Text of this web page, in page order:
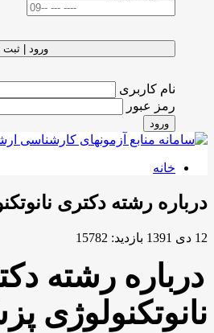
ورود | ثبت
نام کاربری
رمز عبور
ورود
خانه
درباره رشته دکتری
12 دی 1391 بازدید: 15782
درباره رشته
نانوتکنولوژی